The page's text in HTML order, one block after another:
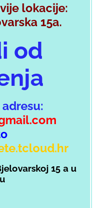
forme
lokacije:
15a.
od
15 a u